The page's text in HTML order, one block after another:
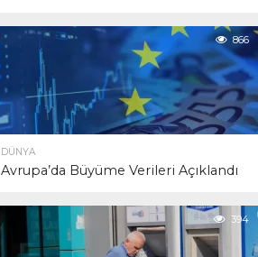
866
DÜNYA
Avrupa’da Büyüme Verileri Açıklandı
394